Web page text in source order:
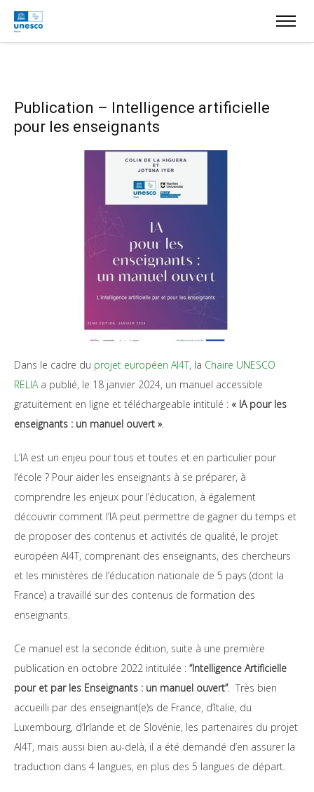
Publication – Intelligence artificielle
pour les enseignants
Dans le cadre du projet européen AI4T, la Chaire UNESCO
RELIAa publié, le 18 janvier 2024, un manuel accessible
gratuitement en ligne et téléchargeable intitulé : « IA pour les
enseignants : un manuel ouvert ».
L’IA est un enjeu pour tous et toutes et en particulier pour
l’école ? Pour aider les enseignants à se préparer, à
comprendre les enjeux pour l’éducation, à également
découvrir comment l’IA peut permettre de gagner du temps et
de proposer des contenus et activités de qualité, le projet
européen AI4T, comprenant des enseignants, des chercheurs
et les ministères de l’éducation nationale de 5 pays (dont la
France) a travaillé sur des contenus de formation des
enseignants.
Ce manuel est la seconde édition, suite à une première
publication en octobre 2022 intitulée : “Intelligence Artificielle
pour et par les Enseignants : un manuel ouvert”. Très bien
accueilli par des enseignant(e)s de France, d’Italie, du
Luxembourg, d’Irlande et de Slovénie, les partenaires du projet
AI4T, mais aussi bien au-delà, il a été demandé d’en assurer la
traduction dans 4 langues, en plus des 5 langues de départ.